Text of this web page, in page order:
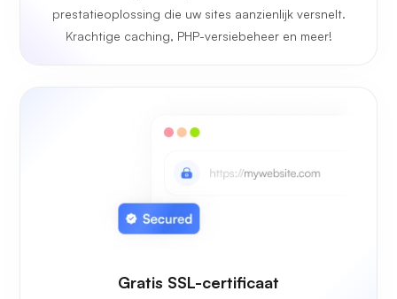
prestatieoplossing die uw sites aanzienlijk versnelt.
Krachtige caching, PHP-versiebeheer en meer!
Gratis SSL-certificaat